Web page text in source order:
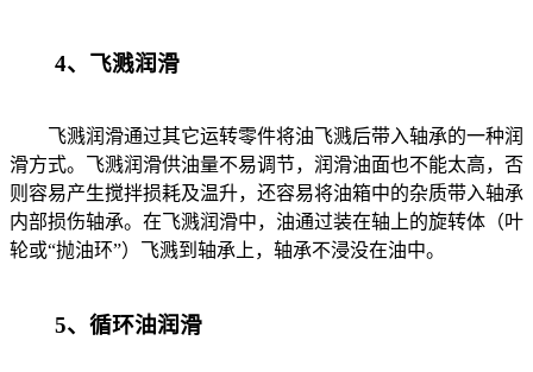
4、飞溅润滑
飞溅润滑通过其它运转零件将油飞溅后带入轴承的一种润
滑方式。飞溅润滑供油量不易调节，润滑油面也不能太高，否
则容易产生搅拌损耗及温升，还容易将油箱中的杂质带入轴承
内部损伤轴承。在飞溅润滑中，油通过装在轴上的旋转体（叶
轮或“抛油环”）飞溅到轴承上，轴承不浸没在油中。
5、循环油润滑